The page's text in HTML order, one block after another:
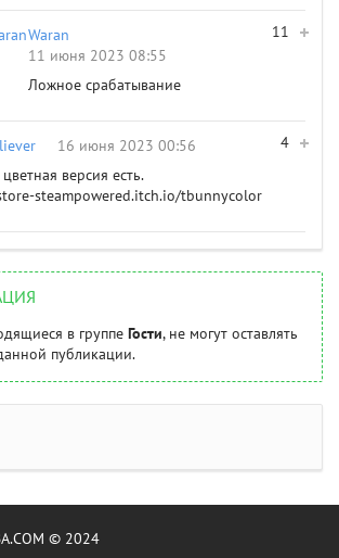
11
Waran
11 июня 2023 08:55
Ложное срабатывание
4
16 июня 2023 00:56
версия есть.
steampowered.itch.io/tbunnycolor
в группе Гости, не могут оставлять
публикации.
© 2024